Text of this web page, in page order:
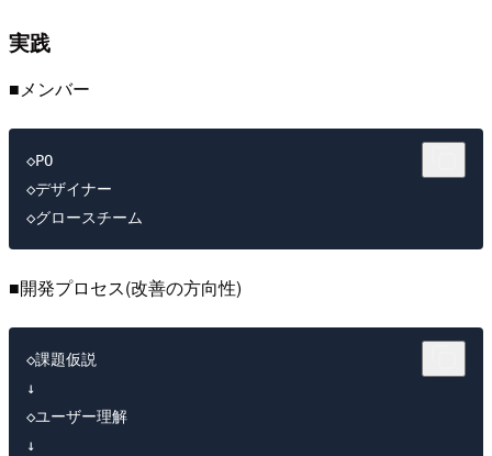
実践
■メンバー
◇PO
◇デザイナー
■開発プロセス(改善の方向性)
◇課題仮説
↓
◇ユーザー理解
↓